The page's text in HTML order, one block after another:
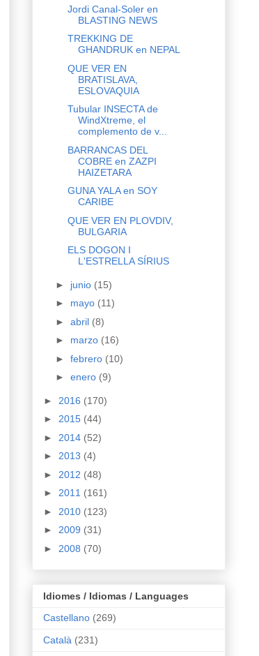
Jordi Canal-Soler en
BLASTING NEWS
TREKKING DE
GHANDRUK en NEPAL
QUE VER EN
BRATISLAVA,
ESLOVAQUIA
Tubular INSECTA de
WindXtreme, el
complemento de v...
BARRANCAS DEL
COBRE en ZAZPI
HAIZETARA
GUNA YALA en SOY
CARIBE
QUE VER EN PLOVDIV,
BULGARIA
ELS DOGON I
L'ESTRELLA SÍRIUS
► junio (15)
► mayo (11)
► abril (8)
► marzo (16)
► febrero (10)
► enero (9)
► 2016 (170)
► 2015 (44)
► 2014 (52)
► 2013 (4)
► 2012 (48)
► 2011 (161)
► 2010 (123)
► 2009 (31)
► 2008 (70)
Idiomes / Idiomas / Languages
Castellano (269)
Català (231)